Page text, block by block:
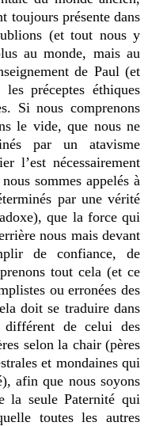
toujours présente dans
(et tout nous y
au monde, mais au
de Paul (et
préceptes éthiques
Si nous comprenons
le vide, que nous ne
par un atavisme
l’est nécessairement
sommes appelés à
par une vérité
que la force qui
nous mais devant
de confiance, de
tout cela (et ce
ou erronées des
doit se traduire dans
de celui des
selon la chair (pères
et mondaines qui
afin que nous soyons
la seule Paternité qui
toutes les autres